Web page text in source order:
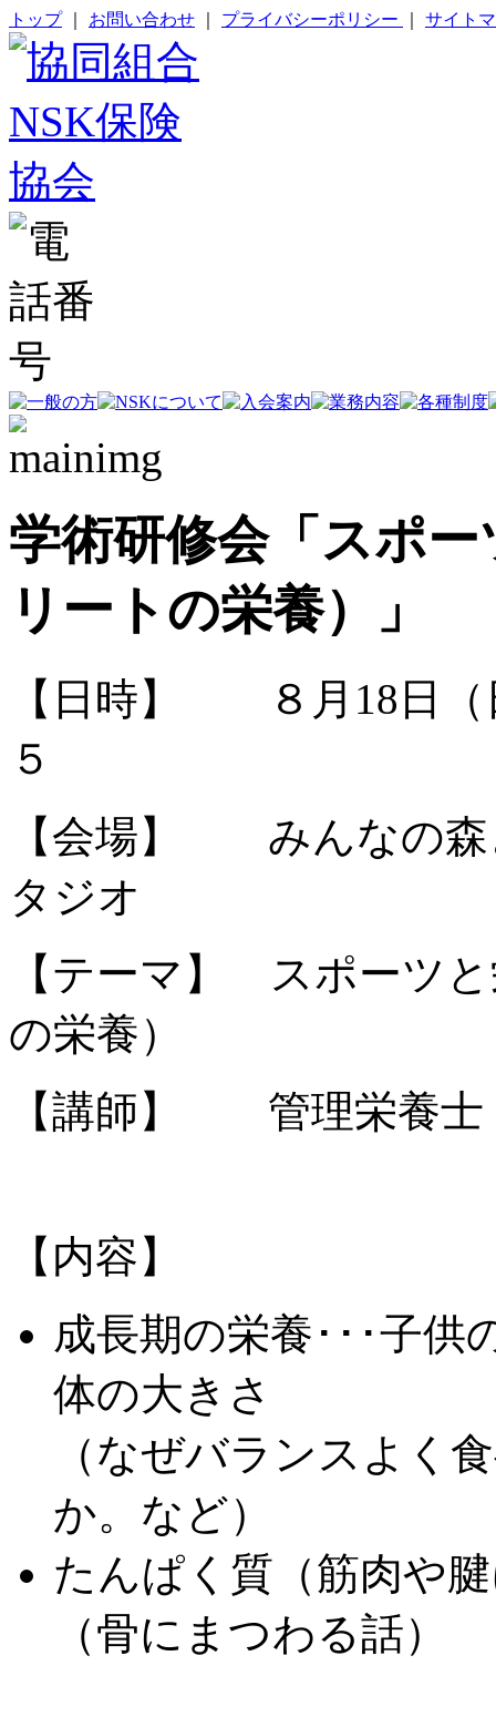
トップ｜ お問い合わせ プライバシーポリシー サイト
学術研修会「スポ
リートの栄養）」
【日時】 ８月18日
５
【会場】 みんなの森
タジオ
【テーマ】 スポーツ
の栄養）
【講師】 管理栄養
【内容】
成長期の栄養･･･子供
体の大きさ
（なぜバランスよく
か。など）
たんぱく質（筋肉や
（骨にまつわる話）